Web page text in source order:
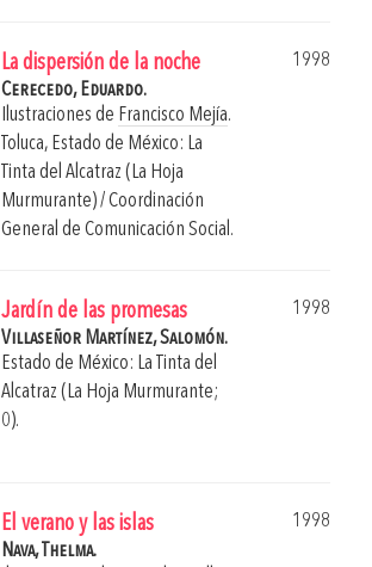
La dispersión de la noche
1998
Cerecedo, Eduardo.
Ilustraciones de Francisco Mejía.
Toluca, Estado de México: La
Tinta del Alcatraz (La Hoja
Murmurante) / Coordinación
General de Comunicación Social.
Jardín de las promesas
1998
Villaseñor Martínez, Salomón.
Estado de México: La Tinta del
Alcatraz (La Hoja Murmurante;
0).
El verano y las islas
1998
Nava, Thelma.